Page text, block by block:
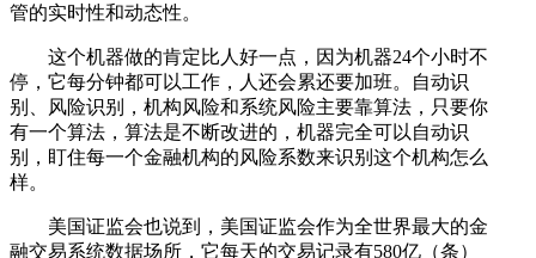
管的实时性和动态性。
这个机器做的肯定比人好一点，因为机器24个小时不
停，它每分钟都可以工作，人还会累还要加班。自动识
别、风险识别，机构风险和系统风险主要靠算法，只要你
有一个算法，算法是不断改进的，机器完全可以自动识
别，盯住每一个金融机构的风险系数来识别这个机构怎么
样。
美国证监会也说到，美国证监会作为全世界最大的金
融交易系统数据场所，它每天的交易记录有580亿（条）